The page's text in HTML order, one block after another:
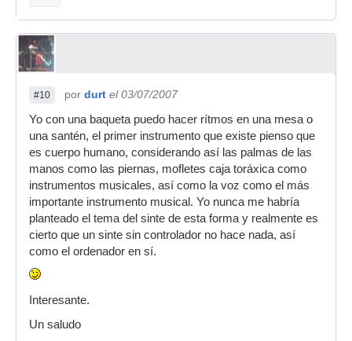
#10 por durt el 03/07/2007
Yo con una baqueta puedo hacer rítmos en una mesa o
una santén, el primer instrumento que existe pienso que
es cuerpo humano, considerando así las palmas de las
manos como las piernas, mofletes caja toráxica como
instrumentos musicales, así como la voz como el más
importante instrumento musical. Yo nunca me habría
planteado el tema del sinte de esta forma y realmente es
cierto que un sinte sin controlador no hace nada, así
como el ordenador en sí.
Interesante.
Un saludo